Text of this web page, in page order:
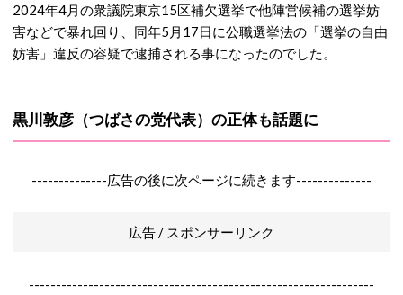
2024年4月の衆議院東京15区補欠選挙で他陣営候補の選挙妨
害などで暴れ回り、同年5月17日に公職選挙法の「選挙の自由
妨害」違反の容疑で逮捕される事になったのでした。
黒川敦彦（つばさの党代表）の正体も話題に
--------------広告の後に次ページに続きます--------------
広告 / スポンサーリンク
----------------------------------------------------------------